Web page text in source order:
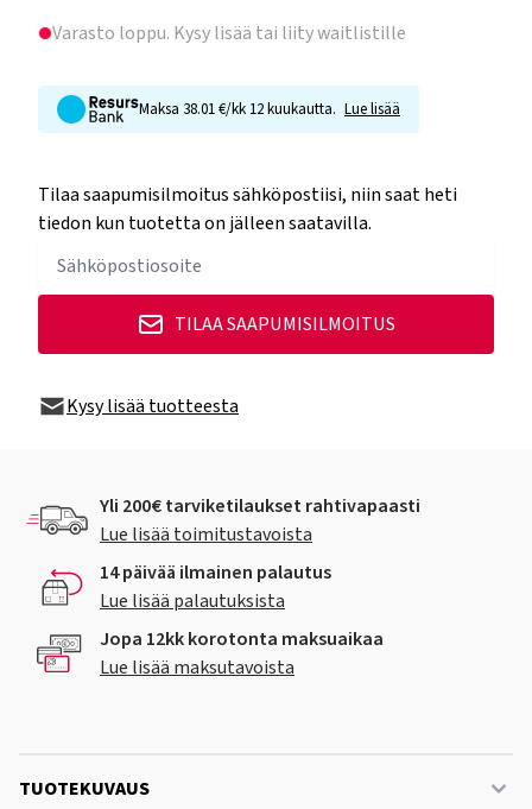
Varasto loppu. Kysy lisää tai liity waitlistille
Maksa 38.01 €/kk 12 kuukautta. Lue lisää
Tilaa saapumisilmoitus sähköpostiisi, niin saat heti
tiedon kun tuotetta on jälleen saatavilla.
TILAA SAAPUMISILMOITUS
Kysy lisää tuotteesta
Yli 200€ tarviketilaukset rahtivapaasti
Lue lisää toimitustavoista
14 päivää ilmainen palautus
Lue lisää palautuksista
Jopa 12kk korotonta maksuaikaa
Lue lisää maksutavoista
TUOTEKUVAUS